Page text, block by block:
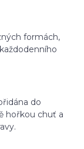
formách,
do
hořkou chuť a